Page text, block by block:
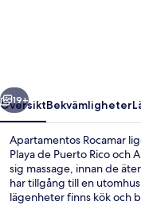
Nästa
19+
ÖversiktBekvämligheter
Apartamentos Rocamar
Playa de Puerto Rico och
sig massage, innan de
har tillgång till en
lägenheter finns kök och